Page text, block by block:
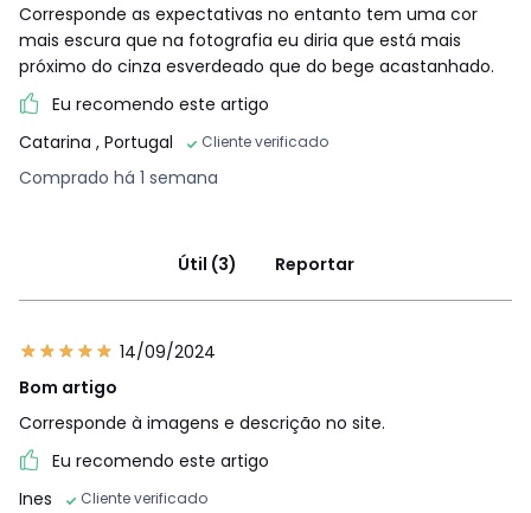
Corresponde as expectativas no entanto tem uma cor
mais escura que na fotografia eu diria que está mais
próximo do cinza esverdeado que do bege acastanhado.
Eu recomendo este artigo
Catarina , Portugal Cliente verificado
Comprado há 1 semana
Útil (3) Reportar
14/09/2024
Bom artigo
Corresponde à imagens e descrição no site.
Eu recomendo este artigo
Ines
Cliente verificado